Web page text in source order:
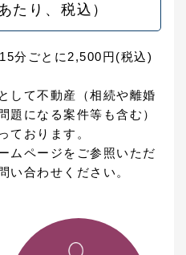
たり、税込）
分ごとに2,500円(税込)
して不動産（相続や離婚
題になる案件等も含む）
ております。
ムページをご参照いただ
い合わせください。